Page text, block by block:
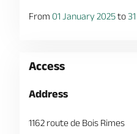
From 01 January 2025to
Access
Address
1162 route de Bois Rimes